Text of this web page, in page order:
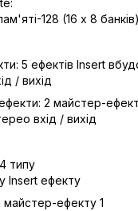
128 (16 х 8 банків)
5 ефектів Insert
/ вихід
2 майстер-
вхід / вихід
типу
Insert ефекту
майстер-ефекту 1